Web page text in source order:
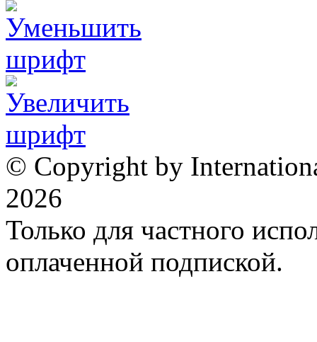
© Copyright by
2026
Только для частного
оплаченной подпиской.